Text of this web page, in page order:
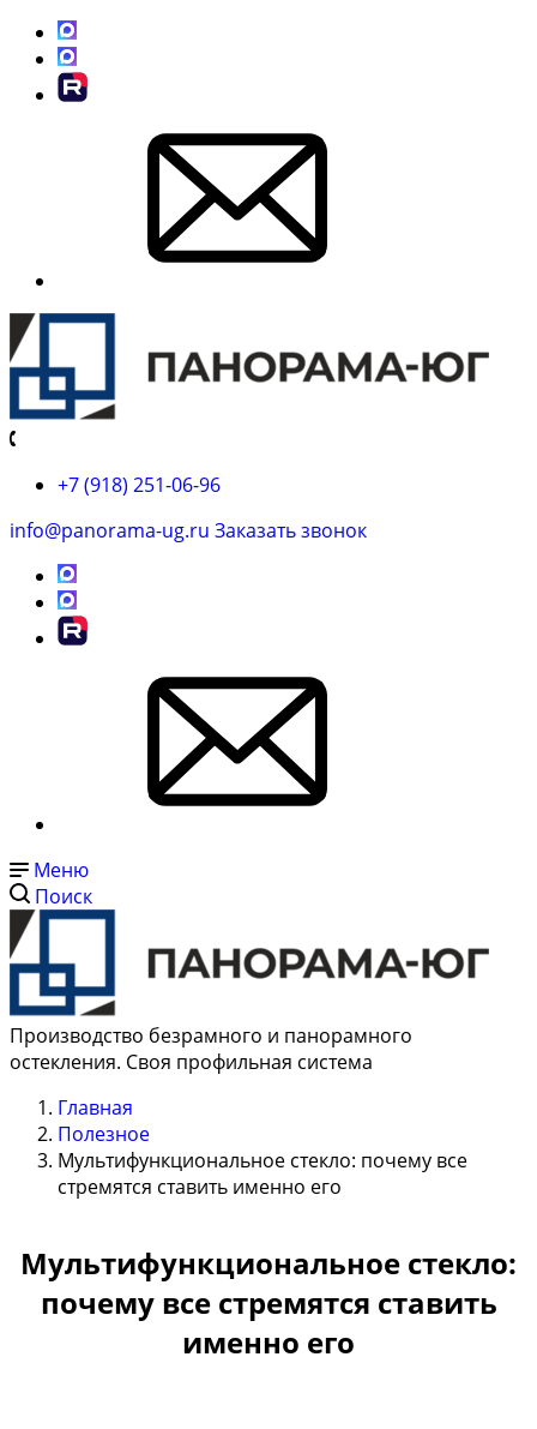
+7 (918) 251-06-96
info@panorama-ug.ru Заказать звонок
Меню
Поиск
Производство безрамного и панорамного
остекления. Своя профильная система
Главная
Полезное
Мультифункциональное стекло: почему все
стремятся ставить именно его
Мультифункциональное стекло:
почему все стремятся ставить
именно его